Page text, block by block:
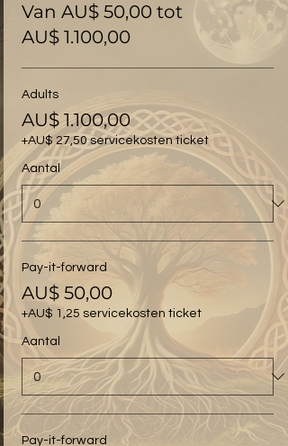
Van AU$ 50,00 tot
AU$ 1.100,00
Adults
AU$ 1.100,00
+AU$ 27,50 servicekosten ticket
Aantal
Pay-it-forward
AU$ 50,00
+AU$ 1,25 servicekosten ticket
Aantal
Pay-it-forward